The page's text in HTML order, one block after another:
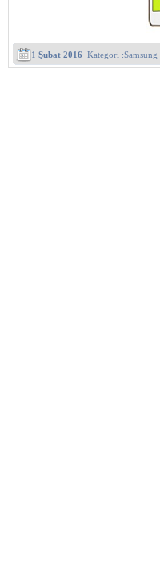
1 Şubat 2016 Kategori :Samsung